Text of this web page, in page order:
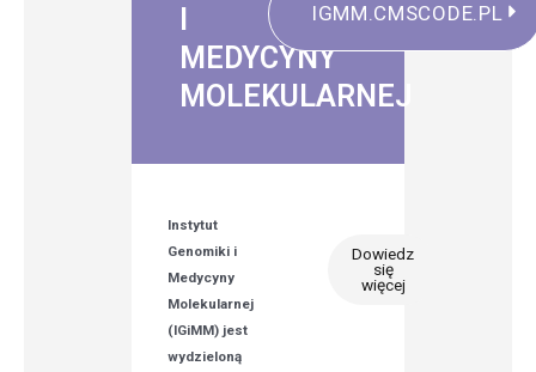
I
MEDYCYNY
MOLEKULARNEJ
IGMM.CMSCODE.PL
Instytut
Genomiki i
Medycyny
Molekularnej
(IGiMM) jest
wydzieloną
Dowiedz
się
więcej